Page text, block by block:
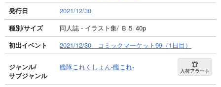
発行日
2021/12/30
種別/サイズ
同人誌 - イラスト集/ Ｂ５ 40p
初出イベント
2021/12/30 コミックマーケット99（1日目）
ジャンル/
サブジャンル
艦隊これくしょん-艦これ- 入荷アラート